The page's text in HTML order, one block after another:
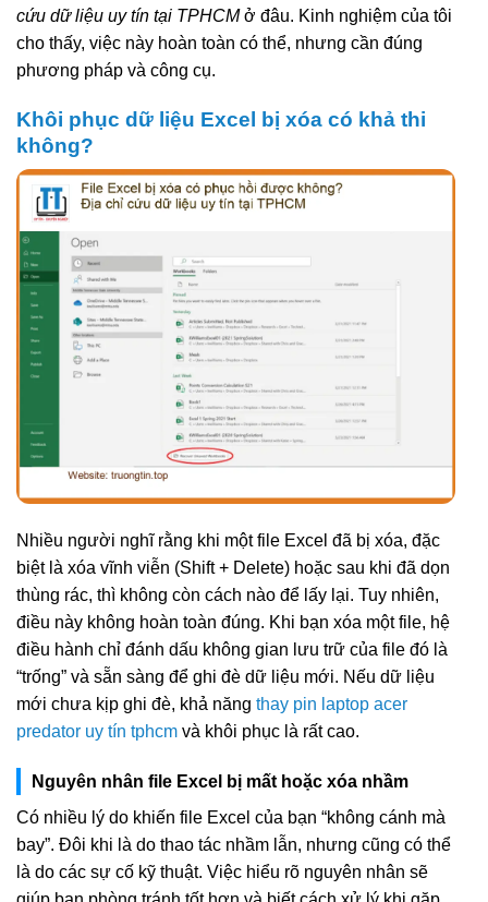
cứu dữ liệu uy tín tại TPHCMở đâu. Kinh nghiệm của tôi
cho thấy, việc này hoàn toàn có thể, nhưng cần đúng
phương pháp và công cụ.
Khôi phục dữ liệu Excel bị xóa có khả thi
không?
Nhiều người nghĩ rằng khi một file Excel đã bị xóa, đặc
biệt là xóa vĩnh viễn (Shift + Delete) hoặc sau khi đã dọn
thùng rác, thì không còn cách nào để lấy lại. Tuy nhiên,
điều này không hoàn toàn đúng. Khi bạn xóa một file, hệ
điều hành chỉ đánh dấu không gian lưu trữ của file đó là
“trống” và sẵn sàng để ghi đè dữ liệu mới. Nếu dữ liệu
mới chưa kịp ghi đè, khả năng thay pin laptop acer
predator uy tín tphcm và khôi phục là rất cao.
Nguyên nhân file Excel bị mất hoặc xóa nhầm
Có nhiều lý do khiến file Excel của bạn “không cánh mà
bay”. Đôi khi là do thao tác nhầm lẫn, nhưng cũng có thể
là do các sự cố kỹ thuật. Việc hiểu rõ nguyên nhân sẽ